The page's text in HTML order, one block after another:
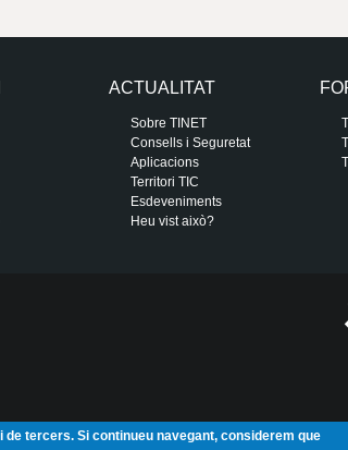
ACTUALITAT
Sobre TINET
Consells i Seguretat
Aplicacions
Territori TIC
Esdeveniments
Heu vist això?
tercers. Si continueu navegant, considerem que